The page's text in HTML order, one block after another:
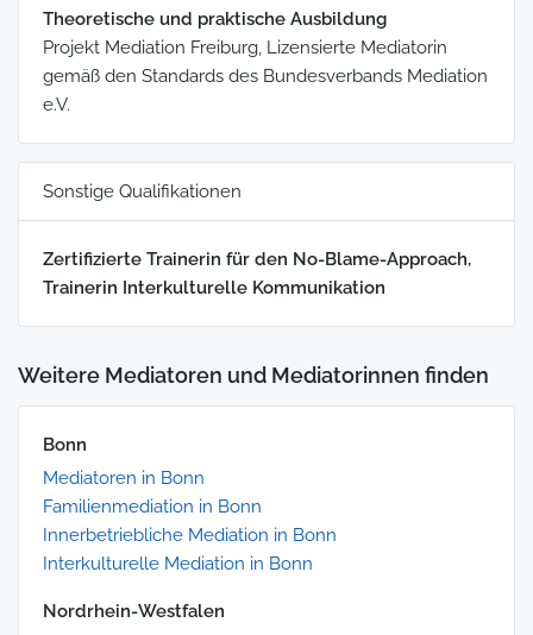
Theoretische und praktische Ausbildung
Projekt Mediation Freiburg, Lizensierte Mediatorin
gemäß den Standards des Bundesverbands Mediation
e.V.
Sonstige Qualifikationen
Zertifizierte Trainerin für den No-Blame-Approach,
Trainerin Interkulturelle Kommunikation
Weitere Mediatoren und Mediatorinnen finden
Bonn
Mediatoren in Bonn
Familienmediation in Bonn
Innerbetriebliche Mediation in Bonn
Interkulturelle Mediation in Bonn
Nordrhein-Westfalen